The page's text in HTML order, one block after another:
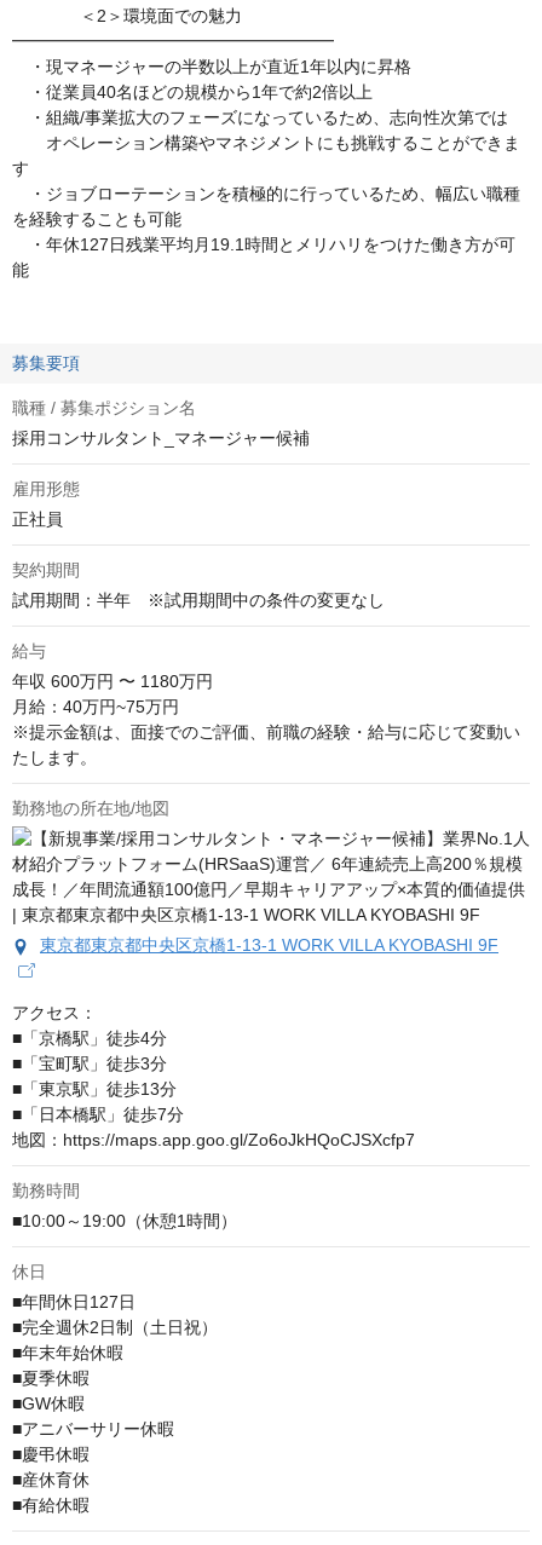
＜2＞環境面での魅力
━━━━━━━━━━━━━━━━━━━
・現マネージャーの半数以上が直近1年以内に昇格
・従業員40名ほどの規模から1年で約2倍以上
・組織/事業拡大のフェーズになっているため、志向性次第では
オペレーション構築やマネジメントにも挑戦することができま
す
・ジョブローテーションを積極的に行っているため、幅広い職種
を経験することも可能
・年休127日残業平均月19.1時間とメリハリをつけた働き方が可
能
募集要項
職種 / 募集ポジション名
採用コンサルタント_マネージャー候補
雇用形態
正社員
契約期間
試用期間：半年　※試用期間中の条件の変更なし
給与
年収 600万円 〜 1180万円
月給：40万円~75万円
※提示金額は、面接でのご評価、前職の経験・給与に応じて変動い
たします。
勤務地の所在地/地図
東京都東京都中央区京橋1-13-1 WORK VILLA KYOBASHI 9F
アクセス：
■「京橋駅」徒歩4分
■「宝町駅」徒歩3分
■「東京駅」徒歩13分
■「日本橋駅」徒歩7分
地図：https://maps.app.goo.gl/Zo6oJkHQoCJSXcfp7
勤務時間
■10:00～19:00（休憩1時間）
休日
■年間休日127日
■完全週休2日制（土日祝）
■年末年始休暇
■夏季休暇
■GW休暇
■アニバーサリー休暇
■慶弔休暇
■産休育休
■有給休暇